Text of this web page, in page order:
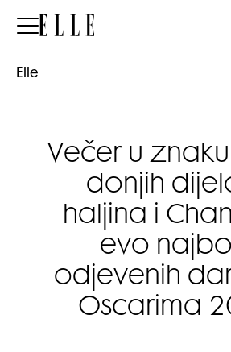
Elle
Elle
Večer u
donjih
haljina i
evo
odjevenih
Oscarima